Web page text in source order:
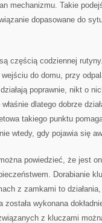
mechanizmu. Takie
dopasowane do
częścią codziennej
do domu, przy
poprawnie, nikt o
dlatego dobrze
takiego punktu
wtedy, gdy pojawia się
powiedzieć, że jest
Dorabianie
z zamkami to
wykonana
z kluczami